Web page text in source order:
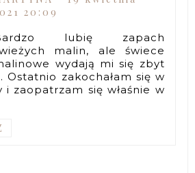
20:09
lubię zapach
malin, ale świece
wydają mi się zbyt
Ostatnio zakochałam się w
i zaopatrzam się właśnie w